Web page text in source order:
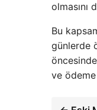
olmasını
Bu
günlerde
ve